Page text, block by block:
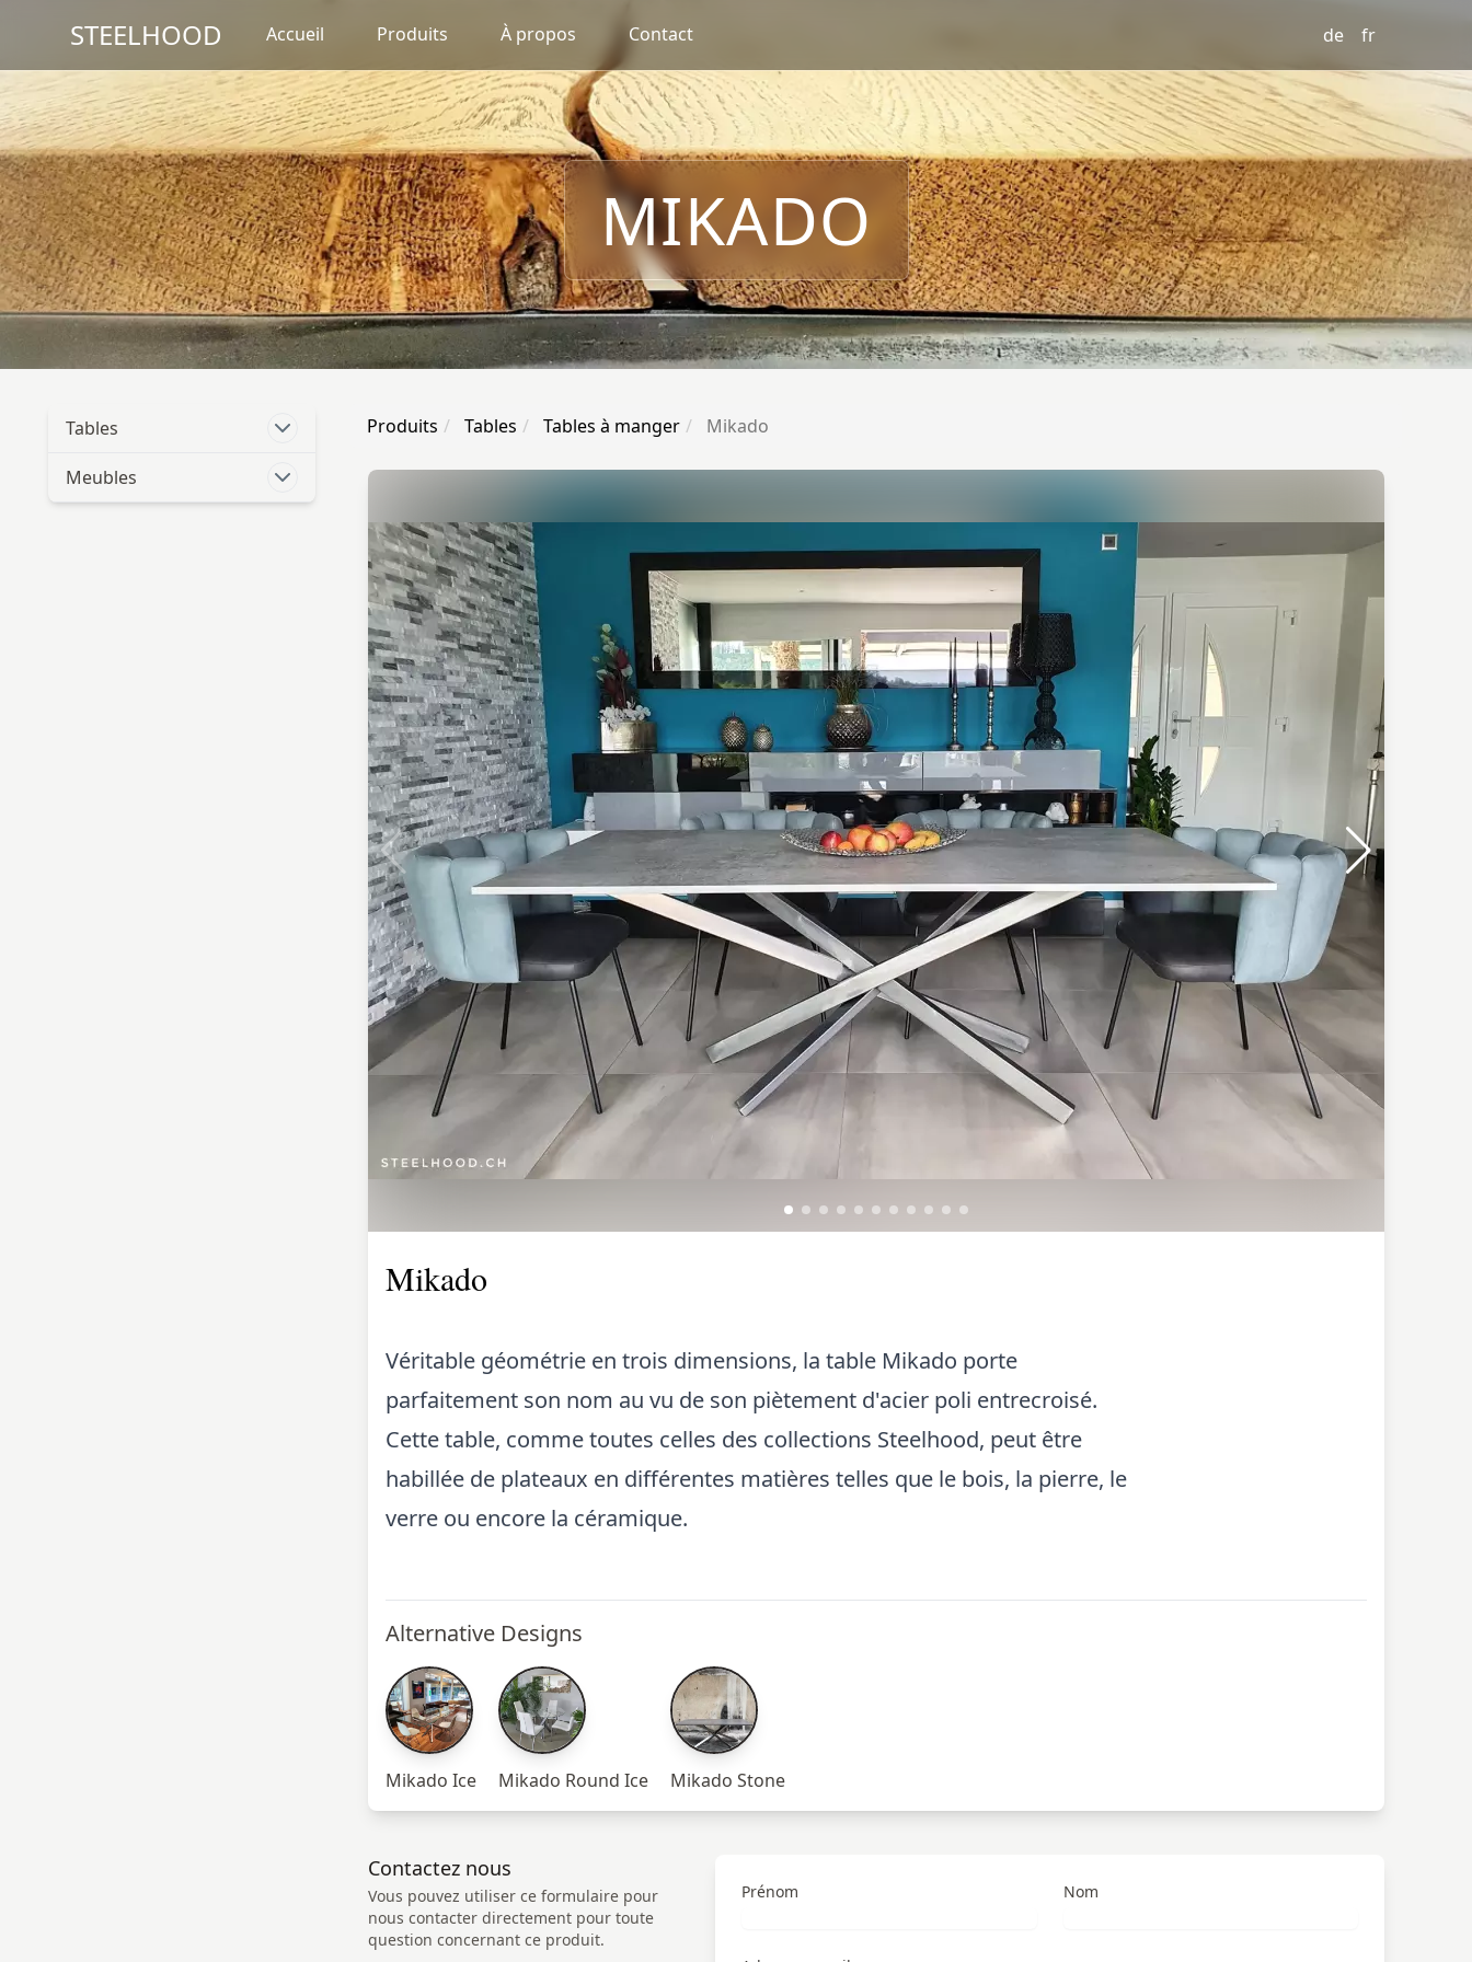
STEELHOOD Accueil Produits À propos Contact de fr
MIKADO
Tables
Meubles
Produits Tables Tables à manger Mikado
Mikado
Véritable géométrie en trois dimensions, la table Mikado porte
parfaitement son nom au vu de son piètement d'acier poli entrecroisé.
Cette table, comme toutes celles des collections Steelhood, peut être
habillée de plateaux en différentes matières telles que le bois, la pierre, le
verre ou encore la céramique.
Alternative Designs
Mikado Ice Mikado Round Ice Mikado Stone
Contactez nous
Vous pouvez utiliser ce formulaire pour
nous contacter directement pour toute
question concernant ce produit.
Prénom Nom